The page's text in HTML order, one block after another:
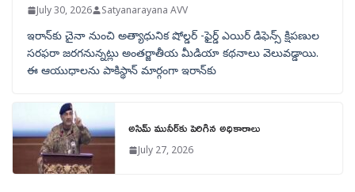
July 30, 2026 Satyanarayana AVV
ఇరాన్‌కు చైనా నుంచి అత్యాధునిక షోల్డర్‌ -ఫైర్డ్ ఎయిర్ డిఫెన్స్ క్షిపణుల
సరఫరా జరగనున్నట్లు అంతర్జాతీయ మీడియా కథనాలు వెలువడ్డాయి.
ఈ ఆయుధాలను పాకిస్థాన్‌ మార్గంగా ఇరాన్‌కు
అసిమ్ మునీర్‌కు పెరిగిన అధికారాలు
July 27, 2026